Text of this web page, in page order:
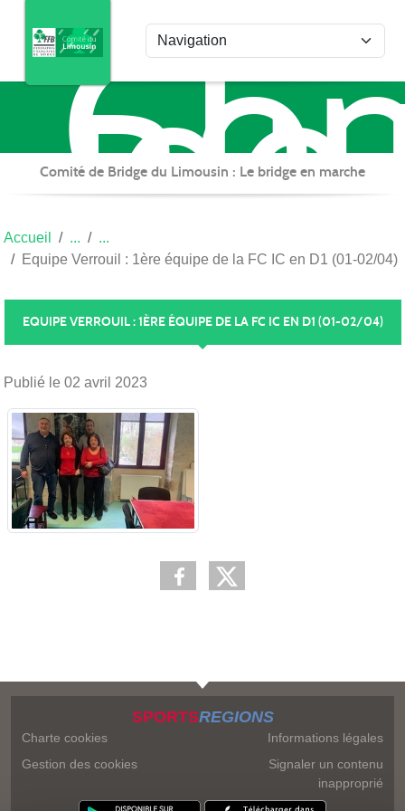
de
du
Comité de Bridge du Limousin : Le bridge en marche
Accueil
Equipe Verrouil : 1ère équipe de la FC IC en D1 (01-02/04)
EQUIPE VERROUIL : 1ÈRE ÉQUIPE DE LA FC IC EN D1 (01-02/04)
Publié le 02 avril 2023
SPORTSREGIONS
Charte cookies
Gestion des cookies
Informations légales
Signaler un contenu
inapproprié